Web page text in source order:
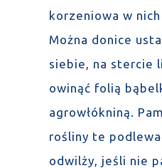
korzeniowa w nich
Można donice
siebie, na stercie
owinąć folią
agrowłókniną.
rośliny te
odwilży, jeśli nie